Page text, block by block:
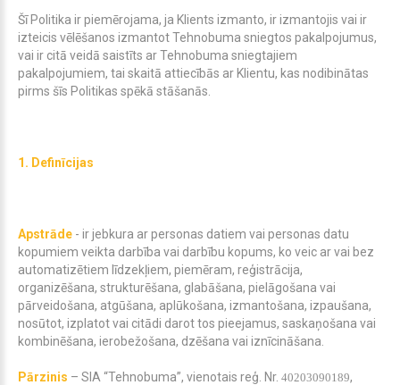
Šī Politika ir piemērojama, ja Klients izmanto, ir izmantojis vai ir
izteicis vēlēšanos izmantot Tehnobuma sniegtos pakalpojumus,
vai ir citā veidā saistīts ar Tehnobuma sniegtajiem
pakalpojumiem, tai skaitā attiecībās ar Klientu, kas nodibinātas
pirms šīs Politikas spēkā stāšanās.
1. Definīcijas
Apstrāde - ir jebkura ar personas datiem vai personas datu
kopumiem veikta darbība vai darbību kopums, ko veic ar vai bez
automatizētiem līdzekļiem, piemēram, reģistrācija,
organizēšana, strukturēšana, glabāšana, pielāgošana vai
pārveidošana, atgūšana, aplūkošana, izmantošana, izpaušana,
nosūtot, izplatot vai citādi darot tos pieejamus, saskaņošana vai
kombinēšana, ierobežošana, dzēšana vai iznīcināšana.
Pārzinis – SIA “Tehnobuma”, vienotais reģ. Nr. 40203090189,